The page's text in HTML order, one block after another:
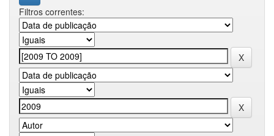
Filtros correntes: